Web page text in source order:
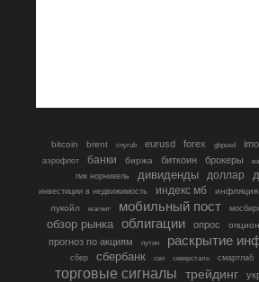
bitcoin brent cnyrub eurusd forex gbpusd
аэрофлот банки биржа биткоин брокеры
гмк норникель
дивиденды доллар
инвестиции в недвижимость индекс мб
инфляция
лукойл
магнит мобильный пост
обзор рынка облигации опрос
прогноз по акциям путин раскрытие
сбер сбербанк сво северсталь смартлаб
торговые сигналы трейдинг